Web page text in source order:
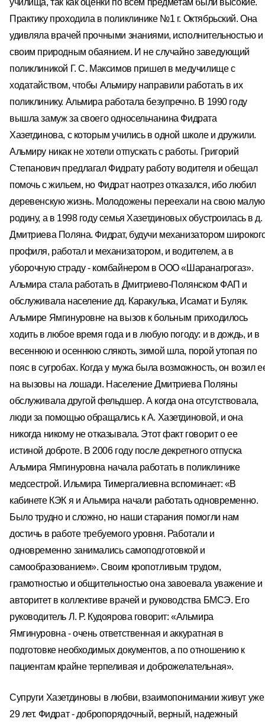
училища, так как оценки по всем предметам были высокие.
Практику проходила в поликлинике №1 г. Октябрьский. Она
удивляла врачей прочными знаниями, исполнительностью и
своим природным обаянием. И не случайно заведующий
поликлиникой Г. С. Максимов пришел в медучилище с
ходатайством, чтобы Альмиру направили работать в их
поликлинику. Альмира работала безупречно. В 1990 году
вышла замуж за своего односельчанина Фидрата
Хазетдинова, с которым учились в одной школе и дружили.
Альмиру никак не хотели отпускать с работы. Григорий
Степанович предлагал Фидрату работу водителя и обещал
помочь с жильем, но Фидрат наотрез отказался, ибо любил
деревенскую жизнь. Молодожены переехали на свою малую
родину, а в 1998 году семья Хазетдиновых обустроилась в д.
Дмитриева Поляна. Фидрат, будучи механизатором
профиля, работал и механизатором, и водителем, а в
уборочную страду - комбайнером в ООО «Шаранагрогаз».
Альмира стала работать в Дмитриево-Полянском ФАП и
обслуживала население дд. Каракулька, Исамат и Буляк.
Альмире Ямгинуровне на вызов к больным приходилось
ходить в любое время года и в любую погоду: и в дождь, и в
весеннюю и осеннюю слякоть, зимой шла, порой утопая по
пояс в сугробах. Когда у мужа была возможность, он возил
на вызовы на лошади. Население Дмитриева Поляны
обслуживала другой фельдшер. А когда она отсутствовала,
люди за помощью обращались к А. Хазетдиновой, и она
никогда никому не отказывала. Этот факт говорит о ее
истиной доброте. В 2006 году после декретного отпуска
Альмира Ямгинуровна начала работать в поликлинике
медсестрой. Ильмира Тимергалиевна вспоминает: «В
кабинете КЭК я и Альмира начали работать одновременно.
Было трудно и сложно, но наши старания помогли нам
достичь в работе требуемого уровня. Работали и
одновременно занимались самоподготовкой и
самообразованием». Своим кропотливым трудом,
грамотностью и общительностью она завоевала уважение и
авторитет в коллективе врачей и руководства БМСЭ. Его
руководитель Л. Р. Кудоярова говорит: «Альмира
Ямгинуровна - очень ответственная и аккуратная в
подготовке необходимых документов, а по отношению к
пациентам крайне терпеливая и доброжелательная».
Супруги Хазетдиновы в любви, взаимопонимании живут уже
29 лет. Фидрат - добропорядочный, верный, надежный